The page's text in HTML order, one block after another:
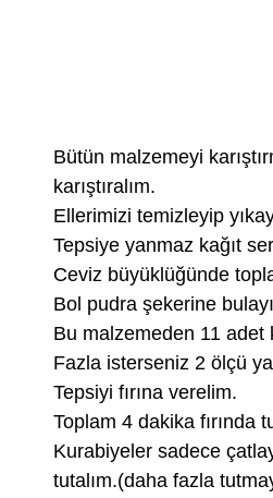
Bütün malzemeyi
karıştıralım.
Ellerimizi temizleyip
Tepsiye yanmaz kağıt
Ceviz büyüklüğünde
Bol pudra şekerine
Bu malzemeden 11 adet
Fazla isterseniz 2 ölçü
Tepsiyi fırına verelim.
Toplam 4 dakika fırında
Kurabiyeler sadece
tutalım.(daha fazla